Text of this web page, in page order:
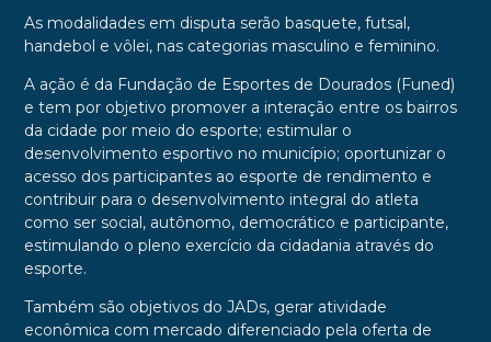
As modalidades em disputa serão basquete, futsal,
handebol e vôlei, nas categorias masculino e feminino.
A ação é da Fundação de Esportes de Dourados (Funed)
e tem por objetivo promover a interação entre os bairros
da cidade por meio do esporte; estimular o
desenvolvimento esportivo no município; oportunizar o
acesso dos participantes ao esporte de rendimento e
contribuir para o desenvolvimento integral do atleta
como ser social, autônomo, democrático e participante,
estimulando o pleno exercício da cidadania através do
esporte.
Também são objetivos do JADs, gerar atividade
econômica com mercado diferenciado pela oferta de